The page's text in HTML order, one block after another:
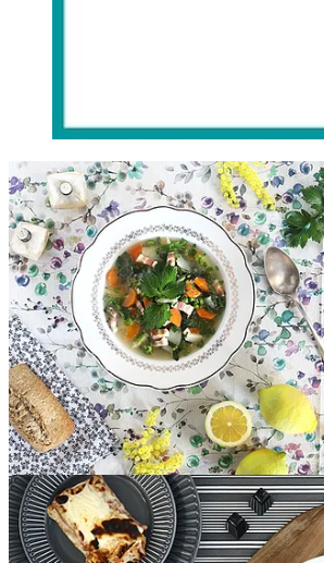
Desayuno de la semana:Bizcocho de
Lunes
Mediodía:Crema fría de pimientos rojos
asadas| Fresas